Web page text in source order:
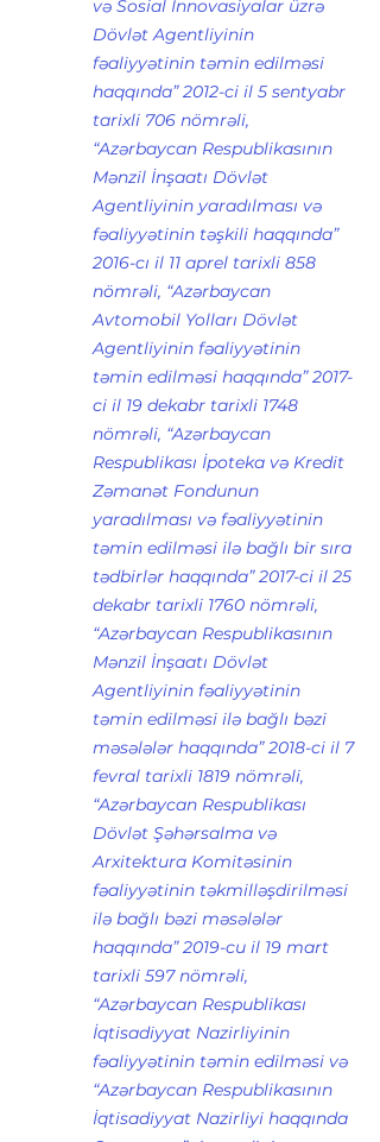
və Sosial İnnovasiyalar üzrə
Dövlət Agentliyinin
fəaliyyətinin təmin edilməsi
haqqında” 2012-ci il 5 sentyabr
tarixli 706 nömrəli,
“Azərbaycan Respublikasının
Mənzil İnşaatı Dövlət
Agentliyinin yaradılması və
fəaliyyətinin təşkili haqqında”
2016-cı il 11 aprel tarixli 858
nömrəli, “Azərbaycan
Avtomobil Yolları Dövlət
Agentliyinin fəaliyyətinin
təmin edilməsi haqqında” 2017-
ci il 19 dekabr tarixli 1748
nömrəli, “Azərbaycan
Respublikası İpoteka və Kredit
Zəmanət Fondunun
yaradılması və fəaliyyətinin
təmin edilməsi ilə bağlı bir sıra
tədbirlər haqqında” 2017-ci il 25
dekabr tarixli 1760 nömrəli,
“Azərbaycan Respublikasının
Mənzil İnşaatı Dövlət
Agentliyinin fəaliyyətinin
təmin edilməsi ilə bağlı bəzi
məsələlər haqqında” 2018-ci il 7
fevral tarixli 1819 nömrəli,
“Azərbaycan Respublikası
Dövlət Şəhərsalma və
Arxitektura Komitəsinin
fəaliyyətinin təkmilləşdirilməsi
ilə bağlı bəzi məsələlər
haqqında” 2019-cu il 19 mart
tarixli 597 nömrəli,
“Azərbaycan Respublikası
İqtisadiyyat Nazirliyinin
fəaliyyətinin təmin edilməsi və
“Azərbaycan Respublikasının
İqtisadiyyat Nazirliyi haqqında